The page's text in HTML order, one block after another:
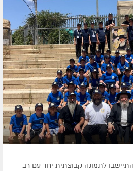
לתמונה קבוצתית יחד עם רב